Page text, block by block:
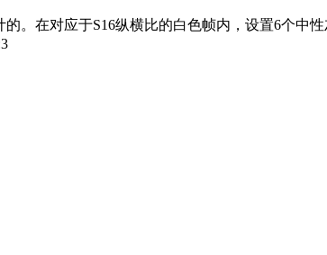
。在对应于S16纵横比的白色帧内，设置6个中